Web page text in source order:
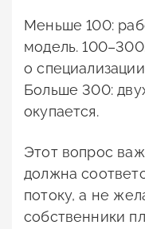
Меньше 100:
модель.
о
Больше 300:
окупается.
Этот вопрос
должна
потоку, а не
собственники